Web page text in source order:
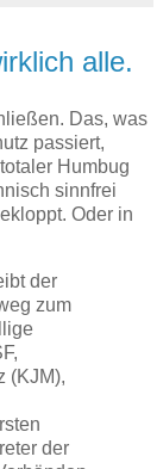
alle.
Das, was
passiert,
Humbug
sinnfrei
Oder in
der
zum
(KJM),
der